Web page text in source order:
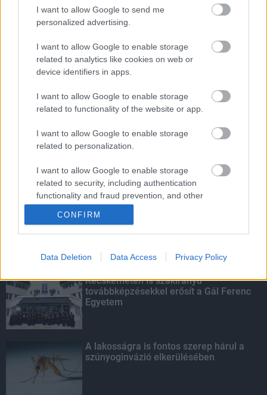
I want to allow Google to send me
personalized advertising.
I want to allow Google to enable storage
related to analytics like cookies on web or
device identifiers in apps.
I want to allow Google to enable storage
related to functionality of the website or app.
I want to allow Google to enable storage
related to personalization.
I want to allow Google to enable storage
related to security, including authentication
functionality and fraud prevention, and other
CONFIRM
Data Deletion Data Access Privacy Policy
LEGOLVASOTTABB
A hőségben is védik a növényzetet
Pakson
Parfümöt és élelmiszert rejtett a
Több mint 40 helyszínen dolgozik
fennakadás nélkül a Híd-csoport
KIEMELT
Kecskeméten is szakirányú
továbbképzésekkel erősít a Gál Ferenc
Egyetem
A lakosságra is fontos szerep hárul a
szúnyoginvázió elkerülésében